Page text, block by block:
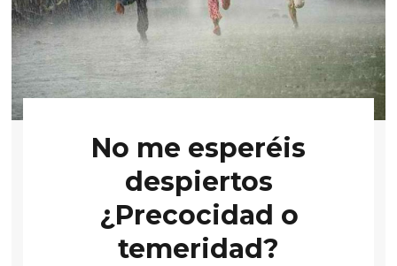
No me esperéis
despiertos
¿Precocidad o
temeridad?